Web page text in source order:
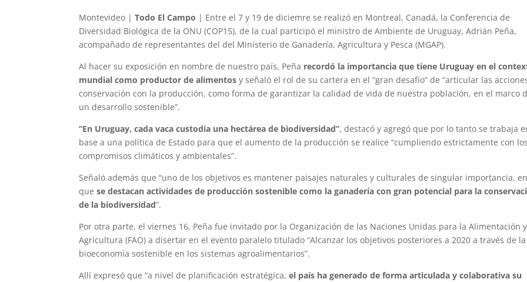
Montevideo |Todo El Campo | Entre el 7 y 19 de diciemre se realizó en Montreal, Canadá, la Conferencia de
Diversidad Biológica de la ONU (COP15), de la cual participó el ministro de Ambiente de Uruguay, Adrián Peña,
acompañado de representantes del del Ministerio de Ganadería, Agricultura y Pesca (MGAP).
Al hacer su exposición en nombre de nuestro país, Peña recordó la importancia que tiene Uruguay en el
mundial como productor de alimentos y señaló el rol de su cartera en el “gran desafío” de “articular las
conservación con la producción, como forma de garantizar la calidad de vida de nuestra población, en el marco
un desarrollo sostenible”.
“En Uruguay, cada vaca custodia una hectárea de biodiversidad”, destacó y agregó que por lo tanto se trabaja
base a una política de Estado para que el aumento de la producción se realice “cumpliendo estrictamente con los
compromisos climáticos y ambientales”.
Señaló además que “uno de los objetivos es mantener paisajes naturales y culturales de singular importancia,
quese destacan actividades de producción sostenible como la ganadería con gran potencial para la
de la biodiversidad”.
Por otra parte, el viernes 16, Peña fue invitado por la Organización de las Naciones Unidas para la Alimentación
Agricultura (FAO) a disertar en el evento paralelo titulado “Alcanzar los objetivos posteriores a 2020 a través de la
bioeconomía sostenible en los sistemas agroalimentarios”.
Allí expresó que “a nivel de planificación estratégica,el país ha generado de forma articulada y colaborativa su